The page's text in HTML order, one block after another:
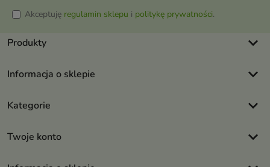
Akceptuję regulamin sklepu i politykę prywatności.
Produkty keyboard_arrow_down
Informacja o sklepie keyboard_arrow_down
Kategorie keyboard_arrow_down
Twoje konto keyboard_arrow_down